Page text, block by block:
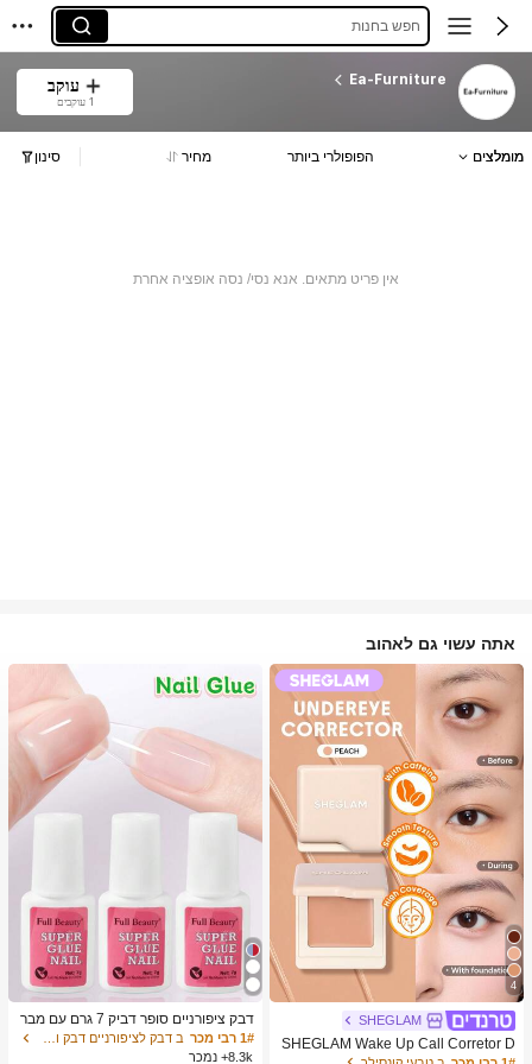
חפש בחנות
Ea-Furniture עוקב
1 עוקבים
מומלצים הפופולרי ביותר מחיר סינון
אין פריט מתאים. אנא נסי/ נסה אופציה אחרת
אתה עשוי גם לאהוב
4
SHEGLAM
SHEGLAM Wake Up Call Corretor D
דבק ציפורניים סופר דביק 7 גרם עם מבר
שת, דבק ג'ל מהיר ייבוש, מתאים לציפורנ
יים מלאכותיות, ציפורני אקריל, ציפורני ה
1# רבי מכר
8.3k+ נמכר